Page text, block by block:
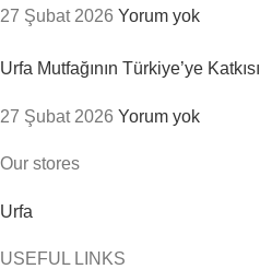
27 Şubat 2026 Yorum yok
Urfa Mutfağının Türkiye’ye Katkısı
27 Şubat 2026 Yorum yok
Our stores
Urfa
USEFUL LINKS